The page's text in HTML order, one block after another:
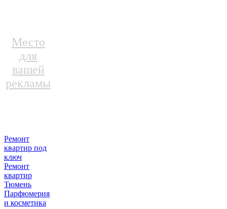
Место
для
вашей
рекламы
Ремонт
квартир под
ключ
Ремонт
квартир
Тюмень
Парфюмерия
и косметика